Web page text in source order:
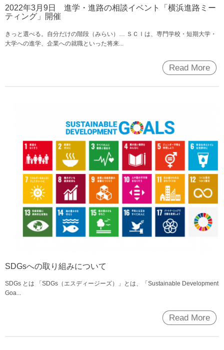
2022年3月9日 進学・進路の相談イベント「横浜進路ミー
ティング」開催
きっと選べる。自分だけの階段（みらい）… ＳＣＩは、専門学校・短期大学・
大学への進学、企業への就職といった将来...
Read More
SDGsへの取り組みについて
SDGs とは 「SDGs（エスディージーズ）」とは、「Sustainable Development
Goa...
Read More